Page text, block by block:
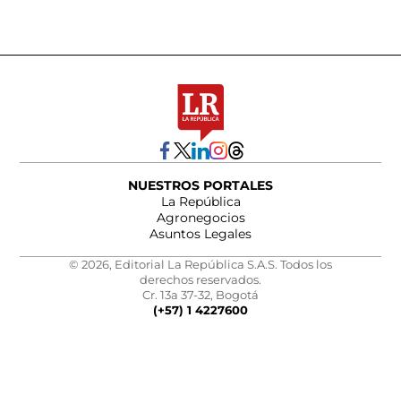
NUESTROS PORTALES
La República
Agronegocios
Asuntos Legales
© 2026, Editorial La República S.A.S. Todos los
derechos reservados.
Cr. 13a 37-32, Bogotá
(+57) 1 4227600